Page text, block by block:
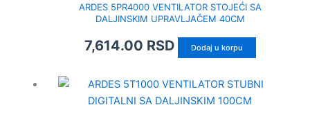
ARDES 5PR4000 VENTILATOR STOJEĆI SA
DALJINSKIM UPRAVLJAČEM 40CM
7,614.00 RSD Dodaj u korpu